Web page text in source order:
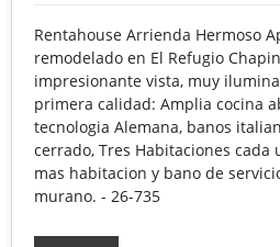
Rentahouse Arrienda Hermoso
remodelado en El Refugio
impresionante vista, muy
primera calidad: Amplia cocina
tecnologia Alemana, banos
cerrado, Tres Habitaciones cada
mas habitacion y bano de
murano. - 26-735